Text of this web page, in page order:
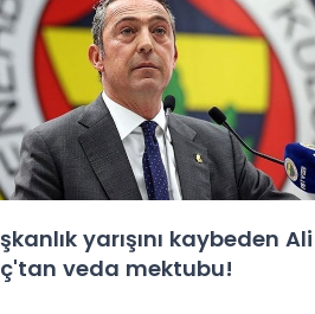
yarışını kaybeden Ali
veda mektubu!